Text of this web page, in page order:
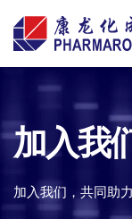
Skip to content
Pharmaron
加入我
加入我们，共同助